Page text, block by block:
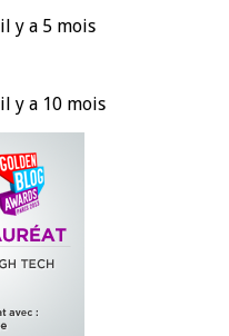
il y a 5 mois
il y a 10 mois